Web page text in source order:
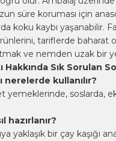
süre koruması için
koku kaybı yaşanabilir.
tariflerde baharat
ve nemden uzak bir
Hakkında Sık Sorulan
nerelerde kullanılır?
yemeklerinde, soslarda,
hazırlanır?
yaklaşık bir çay